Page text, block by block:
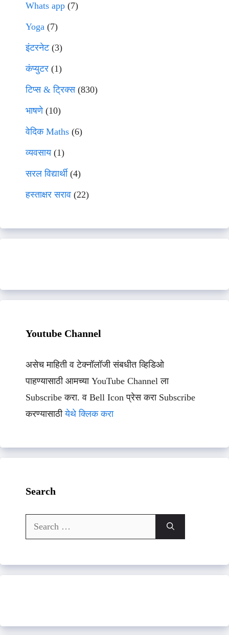
Whats app (7)
Yoga (7)
इंटरनेट(3)
कंप्युटर (1)
टिप्स & ट्रिक्स(830)
भाषणे(10)
वेदिक Maths (6)
व्यवसाय(1)
सरल विद्यार्थी(4)
हस्ताक्षर सराव (22)
Youtube Channel
असेच माहिती व टेक्नॉलॉजी संबधीत व्हिडिओ
पाहण्यासाठी आमच्या YouTube Channel ला
Subscribe करा. व Bell Icon प्रेस करा Subscribe
करण्यासाठीयेथे क्लिक करा
Search
Search
for: